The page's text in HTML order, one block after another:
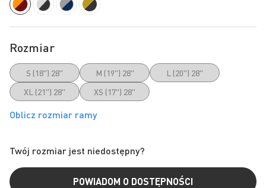
Rozmiar
S (18") 28" M (19") 28"
L (20") 28"
XL (21") 28"
XS (17") 28"
Twój rozmiar jest niedostępny?
POWIADOM O DOSTĘPNOŚCI